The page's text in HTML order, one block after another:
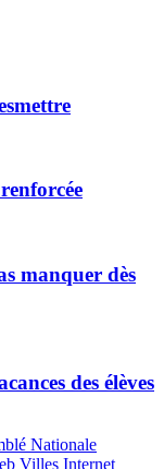
manquer dès
des élèves